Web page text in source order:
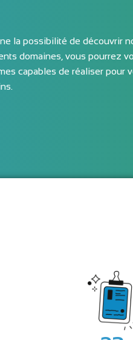
la possibilité de découvrir
domaines, vous pourrez
capables de réaliser pour